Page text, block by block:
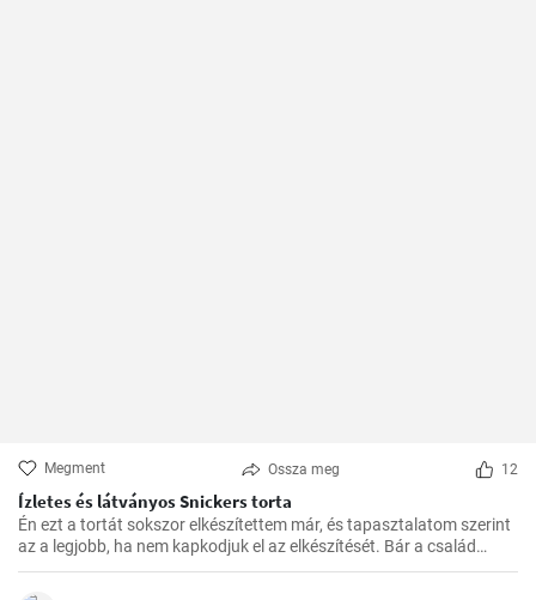
Megment Ossza meg 12
Ízletes és látványos Snickers torta
Én ezt a tortát sokszor elkészítettem már, és tapasztalatom szerint
az a legjobb, ha nem kapkodjuk el az elkészítését. Bár a család
mindig türelmetlenül várja, de megéri kivárni, hogy minden réteg